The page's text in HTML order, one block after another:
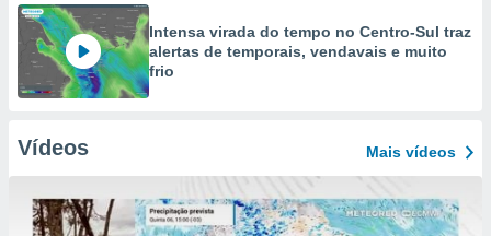
Intensa virada do tempo no Centro-Sul traz
alertas de temporais, vendavais e muito
frio
Vídeos Mais vídeos